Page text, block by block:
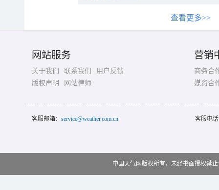
查看更多>>
网站服务
关于我们 联系我们
用户反馈
版权声明
网站律师
营销
商务合
媒资合
客服邮箱： service@weather.com.cn 客服电
中国天气网版权所有，未经书面授权